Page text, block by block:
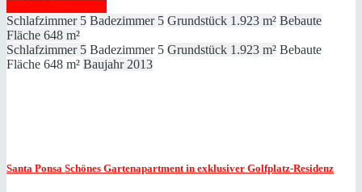
Schlafzimmer 5 Badezimmer 5 Grundstück 1.923 m² Bebaute
Fläche 648 m²
Schlafzimmer 5 Badezimmer 5 Grundstück 1.923 m² Bebaute
Fläche 648 m² Baujahr 2013
Santa Ponsa Schönes Gartenapartment in exklusiver Golfplatz-Residenz